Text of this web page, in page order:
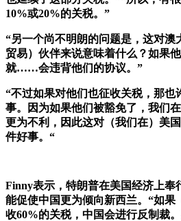
10%或20%的关税。”
“另一个尚不明朗的问题是，这对澳
贸易）伙伴来说意味着什么？如果
就……会违背他们的协议。”
“不过如果对他们也征收关税，那也
事。因为如果他们被豁免了，我们
更为不利，因此这对（我们在）美
件好事。 “
Finny表示，特朗普在美国经济上奉
能促使中国更为倾向新西兰。“如果
收60%的关税，中国会进行反制裁